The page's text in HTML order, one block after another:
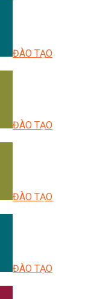
ĐÀO TẠO
ĐÀO TẠO
ĐÀO TẠO
ĐÀO TẠO